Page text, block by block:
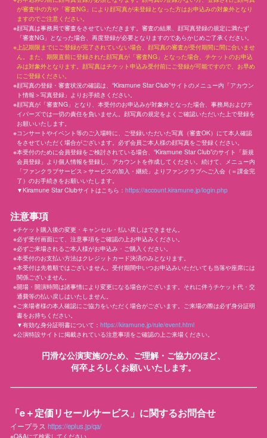
が審査中の方や「審査NG」により顔写真が未登録となった方はお申込みの対象外となり
ますのでご注意ください。
顔写真は事務局で審査をさせていただきます。審査の結果、顔写真登録の規定に満たず
「審査NG」となった場合、再度登録が必要となりますのであらかじめご了承ください。
上記期限までにご登録が完了されていない場合、顔写真の審査が受付期間に間に合いませ
ん。また、期限直前に登録された顔写真が「審査NG」となった場合、チケットのお申込
みは対象外となります。顔写真はチケット申込み受付前にご登録が可能ですので、お早め
にご登録ください。
顔写真の登録・審査状況の確認は、“Kiramune Star Club”サイトのメニュー内「アカウン
ト情報＞写真登録」よりお手続きください。
顔写真が「審査NG」となり、本受付のお申込みが対象外となった場合、事務局およびテ
イパーズでは一切の責任を負いません。顔写真の規定をよくご確認いただいた上で登録を
お願いいたします。
コンサートやイベント等のご入場時に、ご登録いただいた写真（審査OK）にて本人確認
をさせていただく場合がございます。必ず会員ご本人様の顔写真をご登録ください。
本受付のために会員登録をご検討されている場合、“Kiramune Star Club”のサイト「新規
会員登録」より個人情報を登録し、アカウントを作成してください。続けて、メニュー内
「ファンクラブサービス＞サービスの加入・継続」よりファンクラブへご入会（＝課金完
了）のお手続きをお願いいたします。
▼Kiramune Star Clubサイトはこちら： https://account.kiramune.jp/login.php
注意事項
チケット購入後の変更・キャンセル・払い戻しはできません。
必ず受付画面にて、注意事項をご確認の上お申込みください。
必ずご来場されるご本人様がお申込み・ご購入ください。
本受付のお支払い方法はクレジットカード決済のみとなります。
本受付は先着順ではございません。受付期間中いつお申込みいただいても当落や座席には
関係ございません。
開場・開演時間は諸事情により変更になる場合がございます。それに伴うチケット代・交
通費等の払い戻しはいたしません。
ご来場者様の本人確認にご協力をいただく場合がございます。ご来場の際は必ず身分証明
書をお持ちください。
▼有効な身分証明書について： https://kiramune.jp/rule/event.html
公演特設サイトに掲載されている注意事項をご確認の上ご来場ください。
円滑な公演実施のため、ご理解・ご協力のほど、
何卒よろしくお願いいたします。
「e＋定価リセールサービス」に関するお問合せ
イープラスhttps://eplus.jp/qa/
※Q&Aにて検索してください。